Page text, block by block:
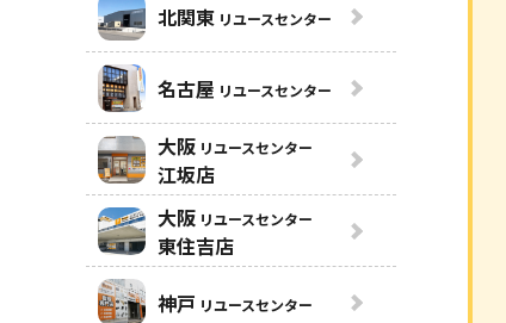
北関東 リユースセンター
名古屋 リユースセンター
大阪 リユースセンター
江坂店
大阪 リユースセンター
東住吉店
神戸 リユースセンター